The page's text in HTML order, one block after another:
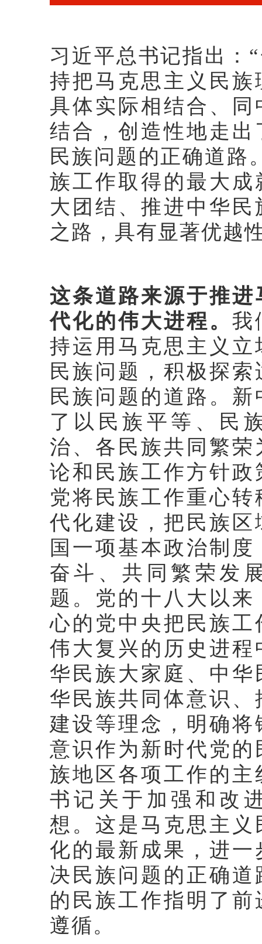
习近平总书记指出：
持把马克思主义民
具体实际相结合、
结合，创造性地走
民族问题的正确道路
族工作取得的最大
大团结、推进中华
之路，具有显著优越
这条道路来源于推
代化的伟大进程。 我
持运用马克思主义
民族问题，积极探
民族问题的道路。
了以民族平等、民
治、各民族共同繁
论和民族工作方针
党将民族工作重心
代化建设，把民族
国一项基本政治制
奋斗、共同繁荣发
题。党的十八大以
心的党中央把民族
伟大复兴的历史进
华民族大家庭、中
华民族共同体意识
建设等理念，明确
意识作为新时代党
族地区各项工作的
书记关于加强和改
想。这是马克思主
化的最新成果，进
决民族问题的正确
的民族工作指明了
遵循。